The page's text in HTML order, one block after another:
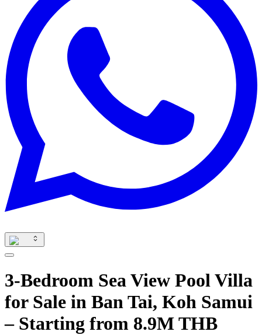
3-Bedroom Sea View Pool Villa
for Sale in Ban Tai, Koh Samui
– Starting from 8.9M THB